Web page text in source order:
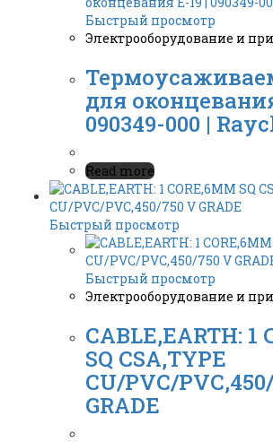
Быстрый просмотр
Электрооборудование и
для
090349-000 |
Read more
Быстрый просмотр
Быстрый просмотр
Электрооборудование и
CABLE,EARTH: 1
SQ CSA,TYPE
CU/PVC/
GRADE